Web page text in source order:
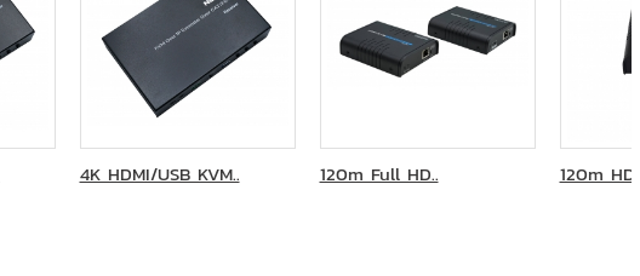
4K HDMI/USB KVM.. 120m Full HD.. 120m